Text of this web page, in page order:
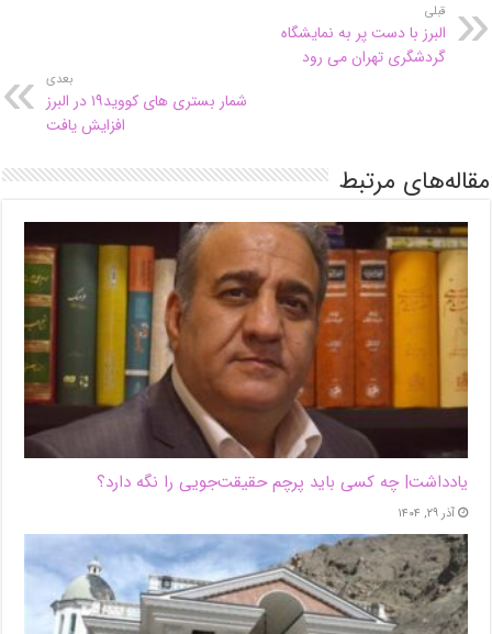
قبلی
البرز با دست پر به نمایشگاه
گردشگری تهران می رود
بعدی
شمار بستری های کووید۱۹ در البرز
افزایش یافت
مقاله‌های مرتبط
یادداشت| ‌چه کسی باید پرچم حقیقت‌جویی را نگه دارد؟
آذر ۲۹, ۱۴۰۴